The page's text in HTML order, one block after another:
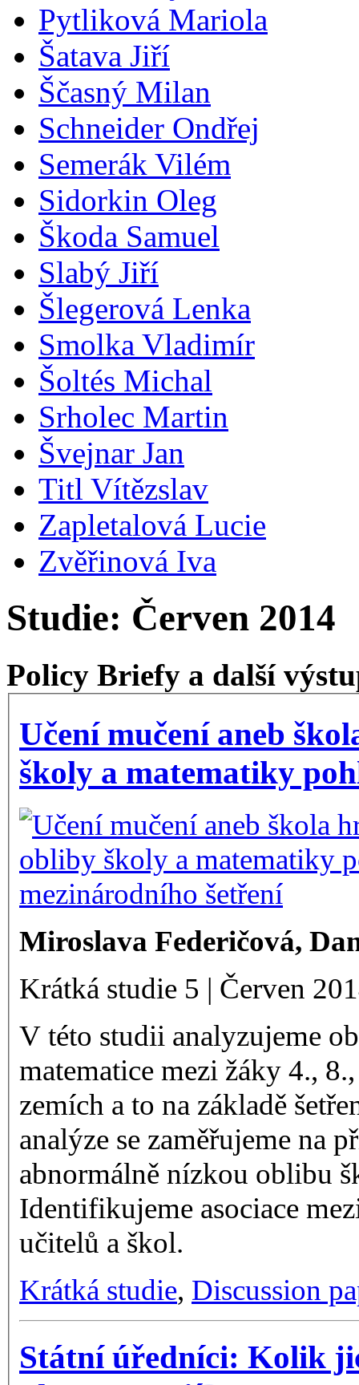
Pytliková Mariola
Šatava Jiří
Ščasný Milan
Schneider Ondřej
Semerák Vilém
Sidorkin Oleg
Škoda Samuel
Slabý Jiří
Šlegerová Lenka
Smolka Vladimír
Šoltés Michal
Srholec Martin
Švejnar Jan
Titl Vítězslav
Zapletalová Lucie
Zvěřinová Iva
Studie: Červen 2014
Policy Briefy a další
Učení mučení aneb
školy a matematiky
Miroslava Federičová,
Krátká studie 5 | Červen
V této studii analyzujeme
matematice mezi žáky 4.,
zemích a to na základě
analýze se zaměřujeme na
abnormálně nízkou oblibu
Identifikujeme asociace
učitelů a škol.
Krátká studie, Discussion
Státní úředníci: Kolik